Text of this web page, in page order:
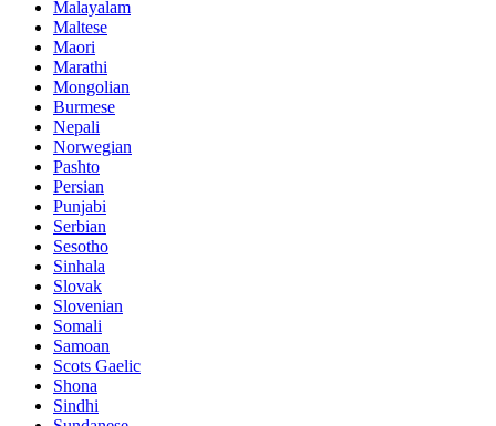
Malayalam
Maltese
Maori
Marathi
Mongolian
Burmese
Nepali
Norwegian
Pashto
Persian
Punjabi
Serbian
Sesotho
Sinhala
Slovak
Slovenian
Somali
Samoan
Scots Gaelic
Shona
Sindhi